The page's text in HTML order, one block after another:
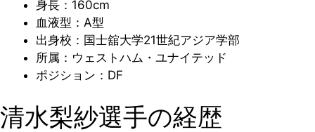
身長：160cm
血液型：A型
出身校：国士舘大学21世紀アジア学部
所属：ウェストハム・ユナイテッド
ポジション：DF
清水梨紗選手の経歴